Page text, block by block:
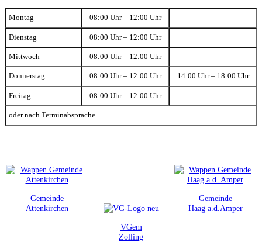
Montag 08:00 Uhr – 12:00 Uhr
Dienstag 08:00 Uhr – 12:00 Uhr
Mittwoch 08:00 Uhr – 12:00 Uhr
Donnerstag 08:00 Uhr – 12:00 Uhr 14:00 Uhr – 18:00 Uhr
Freitag 08:00 Uhr – 12:00 Uhr
oder nach Terminabsprache
Gemeinde
Attenkirchen
VGem
Zolling
Gemeinde
Haag a.d.Amper